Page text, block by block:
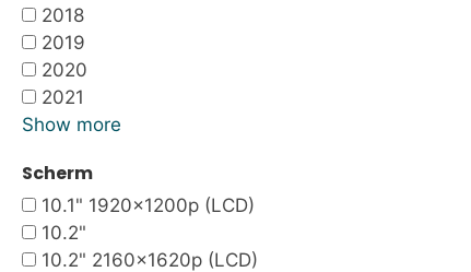
2018
2019
2020
2021
Show more
Scherm
10.1" 1920x1200p (LCD)
10.2"
10.2" 2160x1620p (LCD)